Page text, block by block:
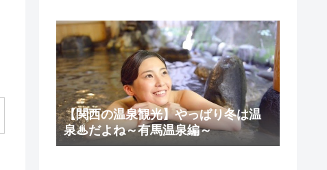
【関西の温泉観光】やっぱり冬は温
泉♨だよね～有馬温泉編～